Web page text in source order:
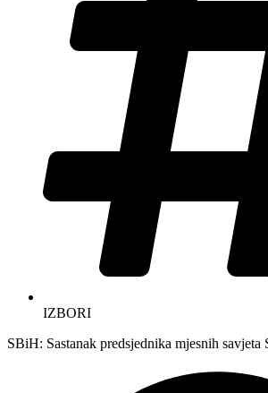
IZBORI
SBiH: Sastanak predsjednika mjesnih savjeta